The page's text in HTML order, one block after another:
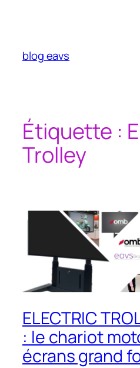
blog eavs
Étiquette :
Trolley
ELECTRIC
: le chariot
écrans grand